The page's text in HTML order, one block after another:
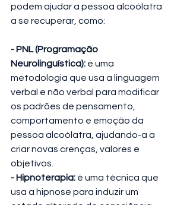
podem ajudar a pessoa alcoólatra
a se recuperar, como:
- PNL (Programação
Neurolinguística): é uma
metodologia que usa a linguagem
verbal e não verbal para modificar
os padrões de pensamento,
comportamento e emoção da
pessoa alcoólatra, ajudando-a a
criar novas crenças, valores e
objetivos.
- Hipnoterapia: é uma técnica que
usa a hipnose para induzir um